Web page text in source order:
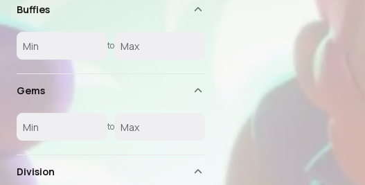
Buffies
to
Gems
to
Division